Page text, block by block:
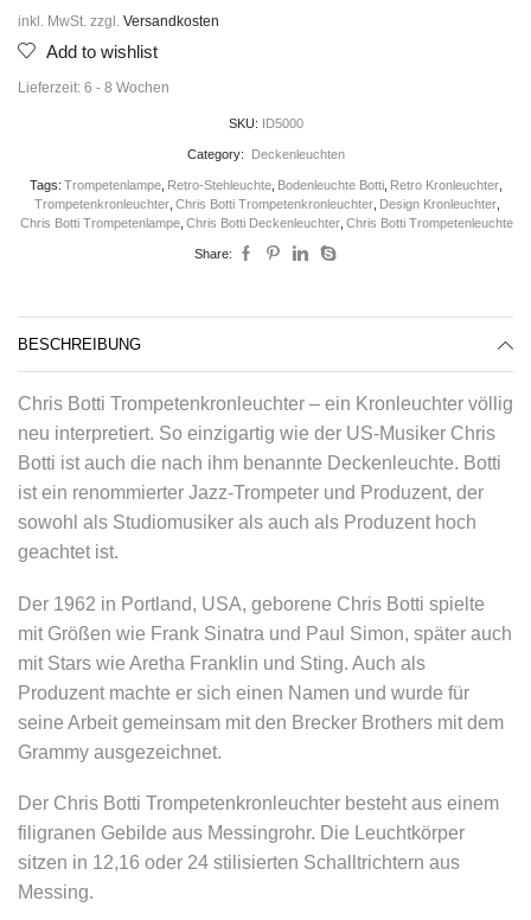
inkl. MwSt. zzgl. Versandkosten
Add to wishlist
Lieferzeit: 6 - 8 Wochen
SKU: ID5000
Category: Deckenleuchten
Tags: Trompetenlampe, Retro-Stehleuchte, Bodenleuchte Botti, Retro Kronleuchter,
Trompetenkronleuchter, Chris Botti Trompetenkronleuchter, Design Kronleuchter,
Chris Botti Trompetenlampe, Chris Botti Deckenleuchter, Chris Botti Trompetenleuchte
Share:
BESCHREIBUNG
Chris Botti Trompetenkronleuchter – ein Kronleuchter völlig
neu interpretiert. So einzigartig wie der US-Musiker Chris
Botti ist auch die nach ihm benannte Deckenleuchte. Botti
ist ein renommierter Jazz-Trompeter und Produzent, der
sowohl als Studiomusiker als auch als Produzent hoch
geachtet ist.
Der 1962 in Portland, USA, geborene Chris Botti spielte
mit Größen wie Frank Sinatra und Paul Simon, später auch
mit Stars wie Aretha Franklin und Sting. Auch als
Produzent machte er sich einen Namen und wurde für
seine Arbeit gemeinsam mit den Brecker Brothers mit dem
Grammy ausgezeichnet.
Der Chris Botti Trompetenkronleuchter besteht aus einem
filigranen Gebilde aus Messingrohr. Die Leuchtkörper
sitzen in 12,16 oder 24 stilisierten Schalltrichtern aus
Messing.